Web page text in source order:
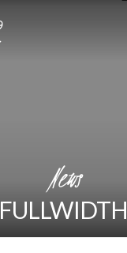
News
FULLWIDTH